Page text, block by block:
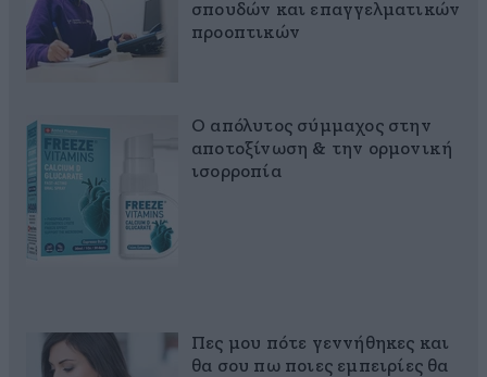
σπουδών και επαγγελματικών
προοπτικών
Ο απόλυτος σύμμαχος στην
αποτοξίνωση & την ορμονική
ισορροπία
Πες μου πότε γεννήθηκες και
θα σου πω ποιες εμπειρίες θα